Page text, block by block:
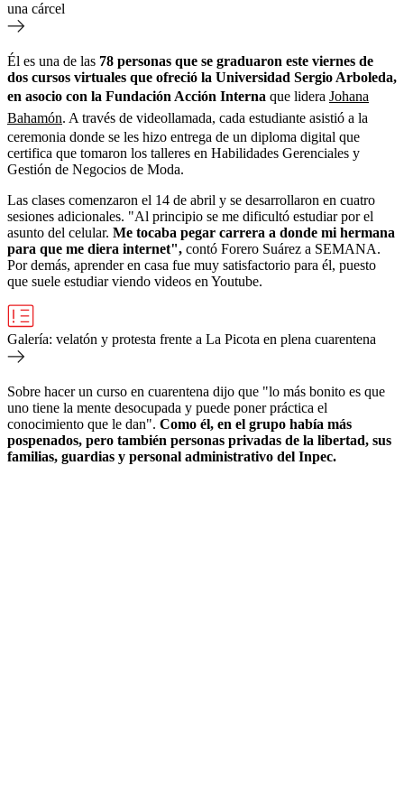
una cárcel
Él es una de las 78 personas que se graduaron este viernes de
dos cursos virtuales que ofreció la Universidad Sergio Arboleda,
en asocio con la Fundación Acción Interna que lidera Johana
Bahamón. A través de videollamada, cada estudiante asistió a la
ceremonia donde se les hizo entrega de un diploma digital que
certifica que tomaron los talleres en Habilidades Gerenciales y
Gestión de Negocios de Moda.
Las clases comenzaron el 14 de abril y se desarrollaron en cuatro
sesiones adicionales. "Al principio se me dificultó estudiar por el
asunto del celular. Me tocaba pegar carrera a donde mi hermana
para que me diera internet", contó Forero Suárez a SEMANA.
Por demás, aprender en casa fue muy satisfactorio para él, puesto
que suele estudiar viendo videos en Youtube.
Galería: velatón y protesta frente a La Picota en plena cuarentena
Sobre hacer un curso en cuarentena dijo que "lo más bonito es que
uno tiene la mente desocupada y puede poner práctica el
conocimiento que le dan". Como él, en el grupo había más
pospenados, pero también personas privadas de la libertad, sus
familias, guardias y personal administrativo del Inpec.